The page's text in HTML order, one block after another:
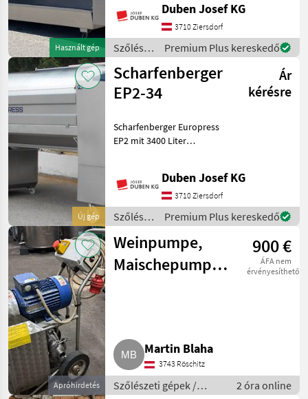
Használt gép
verschiebbaren Türen,
vollautomatische
Steuerung, Display seitlich,
Zentralbefüllungsansch
Duben Josef KG
3710 Ziersdorf
Szőlészeti
gépek /
Scharfenberger
Premium Plus kereskedő
Új gép
Scharfenberger
EP2-34
Ár
kérésre
Scharfenberger Europress
EP2 mit 3400 Liter
Displaysteuerung mit
Touchscreen und 10-Zoll-
Monitor seitlich,
Funkfernbedienung, pneu
Duben Josef KG
3710 Ziersdorf
Szőlészeti
gépek /
Scharfenberger
Premium Plus kereskedő
Apróhirdetés
Weinpumpe,
Maischepumpe
900 €
ÁFA nem
érvényesíthető
Martin Blaha
3743 Röschitz
Szőlészeti gépek /
2 óra online